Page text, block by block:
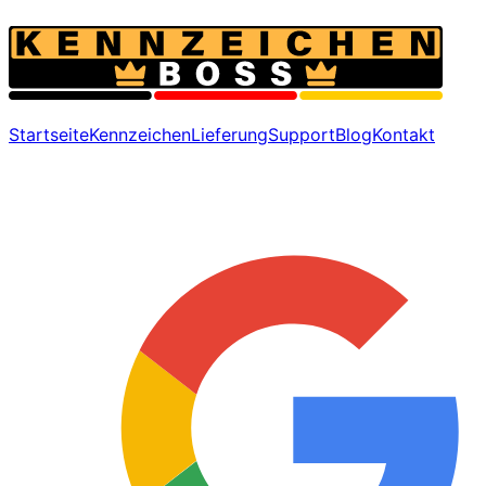
StartseiteKennzeichenLieferungSupportBlogKontakt